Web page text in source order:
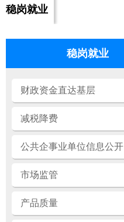
稳岗就业
稳岗就业
财政资金直达基层
减税降费
公共企事业单位信息公开
市场监管
产品质量